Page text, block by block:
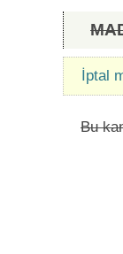
İptal
Bu